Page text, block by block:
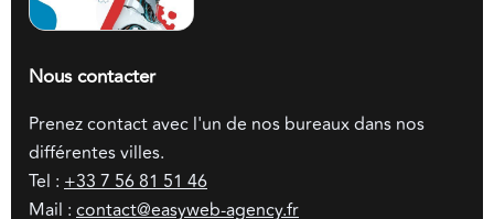
Nous contacter
Prenez contact avec l'un de nos bureaux dans nos
différentes villes.
Tel : +33 7 56 81 51 46
Mail : contact@easyweb-agency.fr